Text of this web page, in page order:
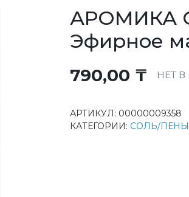
АРОМИКА
Эфирное
790,00 ₸ НЕТ
АРТИКУЛ: 00000009358
КАТЕГОРИИ: СОЛЬ/